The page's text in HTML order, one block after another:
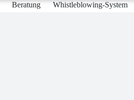
Beratung Whistleblowing-System